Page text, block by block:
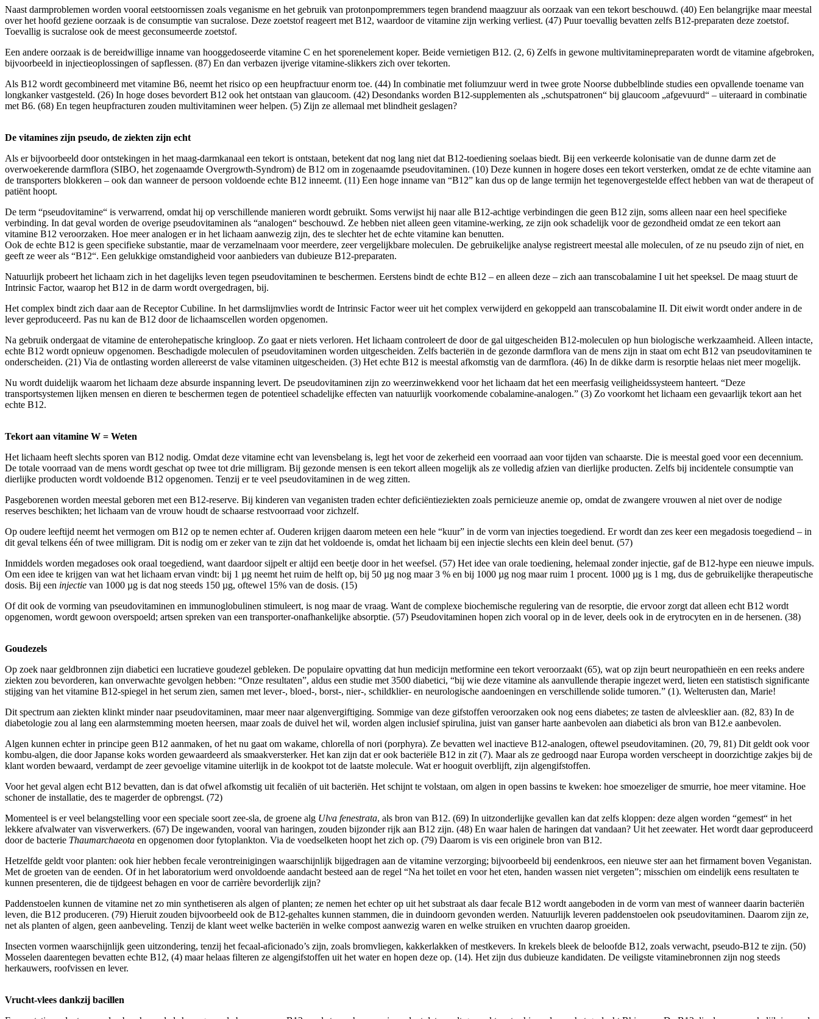
Naast darmproblemen worden vooral eetstoornissen zoals veganisme en het gebruik van protonpompremmers tegen brandend maagzuur als oorzaak van een tekort beschouwd. (40) Een belangrijke maar meestal
over het hoofd geziene oorzaak is de consumptie van sucralose. Deze zoetstof reageert met B12, waardoor de vitamine zijn werking verliest. (47) Puur toevallig bevatten zelfs B12-preparaten deze zoetstof.
Toevallig is sucralose ook de meest geconsumeerde zoetstof.
Een andere oorzaak is de bereidwillige inname van hooggedoseerde vitamine C en het sporenelement koper. Beide vernietigen B12. (2, 6) Zelfs in gewone multivitaminepreparaten wordt de vitamine afgebroken,
bijvoorbeeld in injectieoplossingen of sapflessen. (87) En dan verbazen ijverige vitamine-slikkers zich over tekorten.
Als B12 wordt gecombineerd met vitamine B6, neemt het risico op een heupfractuur enorm toe. (44) In combinatie met foliumzuur werd in twee grote Noorse dubbelblinde studies een opvallende toename van
longkanker vastgesteld. (26) In hoge doses bevordert B12 ook het ontstaan van glaucoom. (42) Desondanks worden B12-supplementen als „schutspatronen“ bij glaucoom „afgevuurd“ – uiteraard in combinatie
met B6. (68) En tegen heupfracturen zouden multivitaminen weer helpen. (5) Zijn ze allemaal met blindheit geslagen?
De vitamines zijn pseudo, de ziekten zijn echt
Als er bijvoorbeeld door ontstekingen in het maag-darmkanaal een tekort is ontstaan, betekent dat nog lang niet dat B12-toediening soelaas biedt. Bij een verkeerde kolonisatie van de dunne darm zet de
overwoekerende darmflora (SIBO, het zogenaamde Overgrowth-Syndrom) de B12 om in zogenaamde pseudovitaminen. (10) Deze kunnen in hogere doses een tekort versterken, omdat ze de echte vitamine aan
de transporters blokkeren – ook dan wanneer de persoon voldoende echte B12 inneemt. (11) Een hoge inname van “B12” kan dus op de lange termijn het tegenovergestelde effect hebben van wat de therapeut of
patiënt hoopt.
De term “pseudovitamine“ is verwarrend, omdat hij op verschillende manieren wordt gebruikt. Soms verwijst hij naar alle B12-achtige verbindingen die geen B12 zijn, soms alleen naar een heel specifieke
verbinding. In dat geval worden de overige pseudovitaminen als “analogen“ beschouwd. Ze hebben niet alleen geen vitamine-werking, ze zijn ook schadelijk voor de gezondheid omdat ze een tekort aan
vitamine B12 veroorzaken. Hoe meer analogen er in het lichaam aanwezig zijn, des te slechter het de echte vitamine kan benutten.
Ook de echte B12 is geen specifieke substantie, maar de verzamelnaam voor meerdere, zeer vergelijkbare moleculen. De gebruikelijke analyse registreert meestal alle moleculen, of ze nu pseudo zijn of niet, en
geeft ze weer als “B12“. Een gelukkige omstandigheid voor aanbieders van dubieuze B12-preparaten.
Natuurlijk probeert het lichaam zich in het dagelijks leven tegen pseudovitaminen te beschermen. Eerstens bindt de echte B12 – en alleen deze – zich aan transcobalamine I uit het speeksel. De maag stuurt de
Intrinsic Factor, waarop het B12 in de darm wordt overgedragen, bij.
Het complex bindt zich daar aan de Receptor Cubiline. In het darmslijmvlies wordt de Intrinsic Factor weer uit het complex verwijderd en gekoppeld aan transcobalamine II. Dit eiwit wordt onder andere in de
lever geproduceerd. Pas nu kan de B12 door de lichaamscellen worden opgenomen.
Na gebruik ondergaat de vitamine de enterohepatische kringloop. Zo gaat er niets verloren. Het lichaam controleert de door de gal uitgescheiden B12-moleculen op hun biologische werkzaamheid. Alleen intacte,
echte B12 wordt opnieuw opgenomen. Beschadigde moleculen of pseudovitaminen worden uitgescheiden. Zelfs bacteriën in de gezonde darmflora van de mens zijn in staat om echt B12 van pseudovitaminen te
onderscheiden. (21) Via de ontlasting worden allereerst de valse vitaminen uitgescheiden. (3) Het echte B12 is meestal afkomstig van de darmflora. (46) In de dikke darm is resorptie helaas niet meer mogelijk.
Nu wordt duidelijk waarom het lichaam deze absurde inspanning levert. De pseudovitaminen zijn zo weerzinwekkend voor het lichaam dat het een meerfasig veiligheidssysteem hanteert. “Deze
transportsystemen lijken mensen en dieren te beschermen tegen de potentieel schadelijke effecten van natuurlijk voorkomende cobalamine-analogen.” (3) Zo voorkomt het lichaam een gevaarlijk tekort aan het
echte B12.
Tekort aan vitamine W = Weten
Het lichaam heeft slechts sporen van B12 nodig. Omdat deze vitamine echt van levensbelang is, legt het voor de zekerheid een voorraad aan voor tijden van schaarste. Die is meestal goed voor een decennium.
De totale voorraad van de mens wordt geschat op twee tot drie milligram. Bij gezonde mensen is een tekort alleen mogelijk als ze volledig afzien van dierlijke producten. Zelfs bij incidentele consumptie van
dierlijke producten wordt voldoende B12 opgenomen. Tenzij er te veel pseudovitaminen in de weg zitten.
Pasgeborenen worden meestal geboren met een B12-reserve. Bij kinderen van veganisten traden echter deficiëntieziekten zoals pernicieuze anemie op, omdat de zwangere vrouwen al niet over de nodige
reserves beschikten; het lichaam van de vrouw houdt de schaarse restvoorraad voor zichzelf.
Op oudere leeftijd neemt het vermogen om B12 op te nemen echter af. Ouderen krijgen daarom meteen een hele “kuur” in de vorm van injecties toegediend. Er wordt dan zes keer een megadosis toegediend – in
dit geval telkens één of twee milligram. Dit is nodig om er zeker van te zijn dat het voldoende is, omdat het lichaam bij een injectie slechts een klein deel benut. (57)
Inmiddels worden megadoses ook oraal toegediend, want daardoor sijpelt er altijd een beetje door in het weefsel. (57) Het idee van orale toediening, helemaal zonder injectie, gaf de B12-hype een nieuwe impuls.
Om een idee te krijgen van wat het lichaam ervan vindt: bij 1 µg neemt het ruim de helft op, bij 50 µg nog maar 3 % en bij 1000 µg nog maar ruim 1 procent. 1000 µg is 1 mg, dus de gebruikelijke therapeutische
dosis. Bij een injectie van 1000 µg is dat nog steeds 150 µg, oftewel 15% van de dosis. (15)
Of dit ook de vorming van pseudovitaminen en immunoglobulinen stimuleert, is nog maar de vraag. Want de complexe biochemische regulering van de resorptie, die ervoor zorgt dat alleen echt B12 wordt
opgenomen, wordt gewoon overspoeld; artsen spreken van een transporter-onafhankelijke absorptie. (57) Pseudovitaminen hopen zich vooral op in de lever, deels ook in de erytrocyten en in de hersenen. (38)
Goudezels
Op zoek naar geldbronnen zijn diabetici een lucratieve goudezel gebleken. De populaire opvatting dat hun medicijn metformine een tekort veroorzaakt (65), wat op zijn beurt neuropathieën en een reeks andere
ziekten zou bevorderen, kan onverwachte gevolgen hebben: “Onze resultaten”, aldus een studie met 3500 diabetici, “bij wie deze vitamine als aanvullende therapie ingezet werd, lieten een statistisch significante
stijging van het vitamine B12-spiegel in het serum zien, samen met lever-, bloed-, borst-, nier-, schildklier- en neurologische aandoeningen en verschillende solide tumoren.” (1). Welterusten dan, Marie!
Dit spectrum aan ziekten klinkt minder naar pseudovitaminen, maar meer naar algenvergiftiging. Sommige van deze gifstoffen veroorzaken ook nog eens diabetes; ze tasten de alvleesklier aan. (82, 83) In de
diabetologie zou al lang een alarmstemming moeten heersen, maar zoals de duivel het wil, worden algen inclusief spirulina, juist van ganser harte aanbevolen aan diabetici als bron van B12.e aanbevolen.
Algen kunnen echter in principe geen B12 aanmaken, of het nu gaat om wakame, chlorella of nori (porphyra). Ze bevatten wel inactieve B12-analogen, oftewel pseudovitaminen. (20, 79, 81) Dit geldt ook voor
kombu-algen, die door Japanse koks worden gewaardeerd als smaakversterker. Het kan zijn dat er ook bacteriële B12 in zit (7). Maar als ze gedroogd naar Europa worden verscheept in doorzichtige zakjes bij de
klant worden bewaard, verdampt de zeer gevoelige vitamine uiterlijk in de kookpot tot de laatste molecule. Wat er hooguit overblijft, zijn algengifstoffen.
Voor het geval algen echt B12 bevatten, dan is dat ofwel afkomstig uit fecaliën of uit bacteriën. Het schijnt te volstaan, om algen in open bassins te kweken: hoe smoezeliger de smurrie, hoe meer vitamine. Hoe
schoner de installatie, des te magerder de opbrengst. (72)
Momenteel is er veel belangstelling voor een speciale soort zee-sla, de groene alg Ulva fenestrata, als bron van B12. (69) In uitzonderlijke gevallen kan dat zelfs kloppen: deze algen worden “gemest“ in het
lekkere afvalwater van visverwerkers. (67) De ingewanden, vooral van haringen, zouden bijzonder rijk aan B12 zijn. (48) En waar halen de haringen dat vandaan? Uit het zeewater. Het wordt daar geproduceerd
door de bacterie Thaumarchaeota en opgenomen door fytoplankton. Via de voedselketen hoopt het zich op. (79) Daarom is vis een originele bron van B12.
Hetzelfde geldt voor planten: ook hier hebben fecale verontreinigingen waarschijnlijk bijgedragen aan de vitamine verzorging; bijvoorbeeld bij eendenkroos, een nieuwe ster aan het firmament boven Veganistan.
Met de groeten van de eenden. Of in het laboratorium werd onvoldoende aandacht besteed aan de regel “Na het toilet en voor het eten, handen wassen niet vergeten”; misschien om eindelijk eens resultaten te
kunnen presenteren, die de tijdgeest behagen en voor de carrière bevorderlijk zijn?
Paddenstoelen kunnen de vitamine net zo min synthetiseren als algen of planten; ze nemen het echter op uit het substraat als daar fecale B12 wordt aangeboden in de vorm van mest of wanneer daarin bacteriën
leven, die B12 produceren. (79) Hieruit zouden bijvoorbeeld ook de B12-gehaltes kunnen stammen, die in duindoorn gevonden werden. Natuurlijk leveren paddenstoelen ook pseudovitaminen. Daarom zijn ze,
net als planten of algen, geen aanbeveling. Tenzij de klant weet welke bacteriën in welke compost aanwezig waren en welke struiken en vruchten daarop groeiden.
Insecten vormen waarschijnlijk geen uitzondering, tenzij het fecaal-aficionado’s zijn, zoals bromvliegen, kakkerlakken of mestkevers. In krekels bleek de beloofde B12, zoals verwacht, pseudo-B12 te zijn. (50)
Mosselen daarentegen bevatten echte B12, (4) maar helaas filteren ze algengifstoffen uit het water en hopen deze op. (14). Het zijn dus dubieuze kandidaten. De veiligste vitaminebronnen zijn nog steeds
herkauwers, roofvissen en lever.
Vrucht-vlees dankzij bacillen